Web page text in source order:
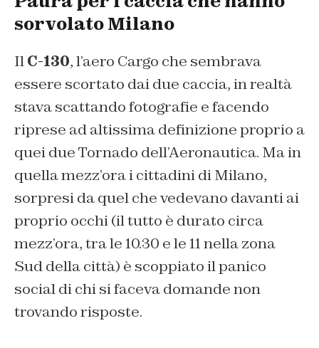
sorvolato Milano
IlC-130, l’aero Cargo che sembrava
essere scortato dai due caccia, in realtà
stava scattando fotografie e facendo
riprese ad altissima definizione proprio a
quei due Tornado dell’Aeronautica. Ma in
quella mezz’ora i cittadini di Milano,
sorpresi da quel che vedevano davanti ai
proprio occhi (il tutto è durato circa
mezz’ora, tra le 10.30 e le 11 nella zona
Sud della città) è scoppiato il panico
social di chi si faceva domande non
trovando risposte.